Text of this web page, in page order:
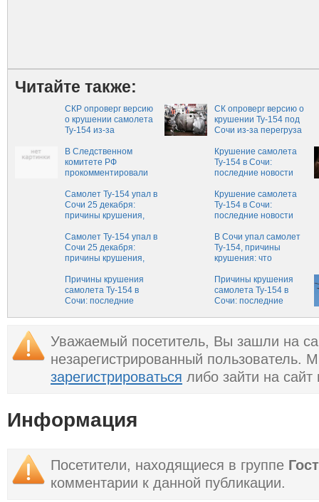
Читайте также:
СКР опроверг версию
о крушении самолета
Ту-154 из-за
СК опроверг версию о
крушении Ту-154 под
Сочи из-за перегруза
В Следственном
комитете РФ
прокомментировали
Ту-154, разбившегося
в Черном море
Крушение самолета
Ту-154 в Сочи:
последние новости
причинах и
расследовании
Самолет Ту-154 упал в
Сочи 25 декабря:
причины крушения,
новые подробности и
версии на сегодня, 3
апреля
Крушение самолета
Ту-154 в Сочи:
последние новости
причинах
Самолет Ту-154 упал в
Сочи 25 декабря:
причины крушения,
версии на сегодня, 23
марта
В Сочи упал самолет
Ту-154, причины
крушения: что
деле, ход
расследования
Причины крушения
самолета Ту-154 в
Сочи: последние
марта
Причины крушения
самолета Ту-154 в
Сочи: последние
марта
Уважаемый посетитель, Вы зашли на
незарегистрированный
зарегистрироваться либо зайти на
Информация
Посетители, находящиеся в группе
комментарии к данной публикации.